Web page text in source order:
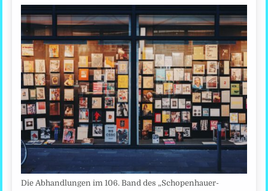
Die Abhandlungen im 106. Band des „Schopenhauer-